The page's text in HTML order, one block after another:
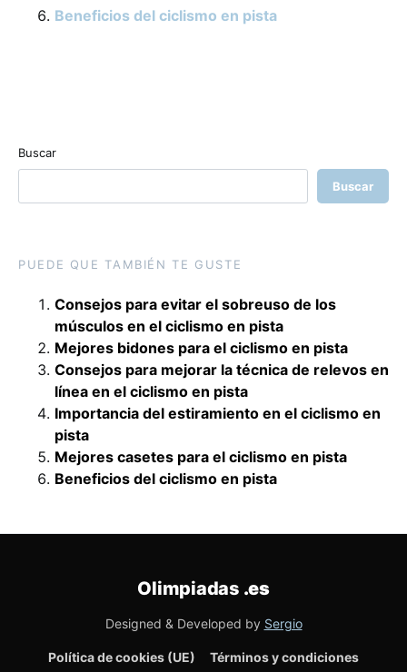
Beneficios del ciclismo en pista
Buscar
Buscar
PUEDE QUE TAMBIÉN TE GUSTE
Consejos para evitar el sobreuso de los
músculos en el ciclismo en pista
Mejores bidones para el ciclismo en pista
Consejos para mejorar la técnica de relevos en
línea en el ciclismo en pista
Importancia del estiramiento en el ciclismo en
pista
Mejores casetes para el ciclismo en pista
Beneficios del ciclismo en pista
Política de cookies (UE) Términos y condiciones
Olimpiadas .es
Designed & Developed by Sergio